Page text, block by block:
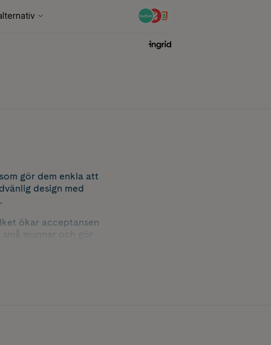
gör dem enkla att
design med
ökar acceptansen
munnar och gör